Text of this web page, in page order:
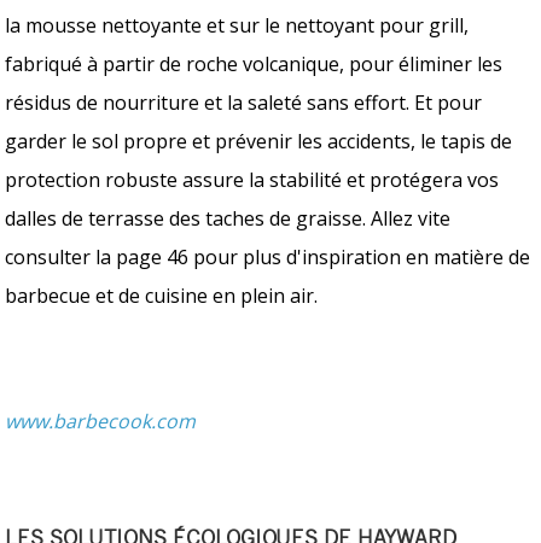
la mousse nettoyante et sur le nettoyant pour grill,
fabriqué à partir de roche volcanique, pour éliminer les
résidus de nourriture et la saleté sans effort. Et pour
garder le sol propre et prévenir les accidents, le tapis de
protection robuste assure la stabilité et protégera vos
dalles de terrasse des taches de graisse. Allez vite
consulter la page 46 pour plus d'inspiration en matière de
barbecue et de cuisine en plein air.
www.barbecook.com
LES SOLUTIONS ÉCOLOGIQUES DE HAYWARD